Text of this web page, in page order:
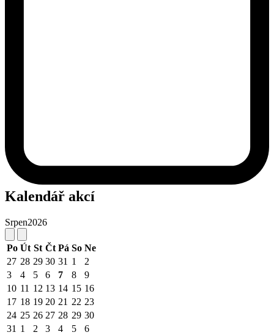
Kalendář akcí
Srpen2026
Po Út St Čt Pá So Ne
27 28 29 30 31 1
2
3
4 5 6 7 8
9
10 11 12 13 14 15 16
17 18 19 20 21 22 23
24 25 26 27 28 29 30
31 1 2 3 4 5 6